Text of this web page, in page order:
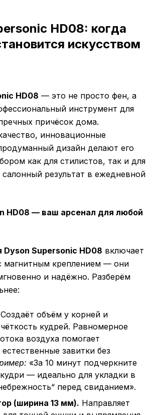
HD08: когда
искусством
HD08 — это не просто фен, а
инструмент для
причёсок дома.
инновационные
дизайн делают его
как для стилистов, так и для
салонный результат в ежедневной
HD08 — ваш арсенал для любой
Dyson Supersonic HD08 включает
магнитным креплением — они
и надёжно. Разберём
Создаёт объём у корней и
кудрей. Равномерное
воздуха помогает
завитки без
«За 10 минут подчеркните
— идеально для укладки в
перед свиданием».
(ширина 13 мм). Направляет